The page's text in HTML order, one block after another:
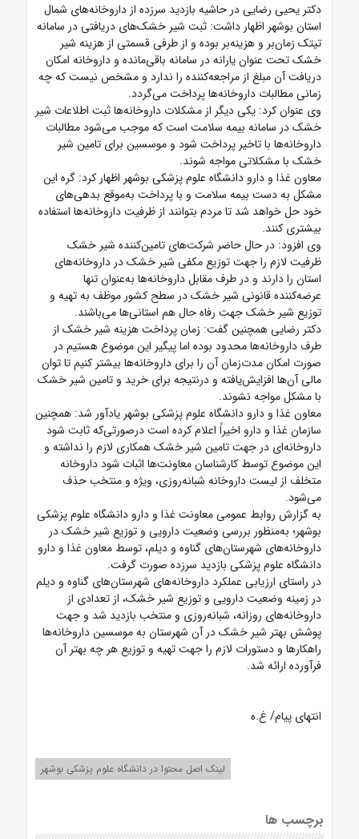
دکتر یحیی رضایی در حاشیه بازدید سرزده از داروخانه‌های شمال
استان بوشهر اظهار داشت: ثبت شیر خشک‌های دریافتی در سامانه
تیتک زمان‌بر و هزینه‌بر بوده و از طرفی قسمتی از هزینه شیر
خشک تحت عنوان یارانه در سامانه باقی‌مانده و داروخانه امکان
دریافت آن مبلغ از مراجعه‌کننده را ندارد و مشخص نیست که چه
زمانی مطالبات داروخانه‌ها پرداخت می‌گردد.
وی عنوان کرد: یکی دیگر از مشکلات داروخانه‌ها ثبت اطلاعات شیر
خشک در سامانه بیمه سلامت است که موجب می‌شود مطالبات
داروخانه‌ها با تاخیر پرداخت شود و موسسین برای تامین شیر
خشک با مشکلاتی مواجه شوند.
معاون غذا و دارو دانشگاه علوم پزشکی بوشهر اظهار کرد: گره این
مشکل به دست بیمه سلامت و با پرداخت به‌موقع بدهی‌های
خود حل خواهد شد تا مردم بتوانند از ظرفیت داروخانه‌ها استفاده
بیشتری کنند.
وی افزود: در حال حاضر شرکت‌های تامین‌کننده شیر خشک
ظرفیت لازم را جهت توزیع مکفی شیر خشک در داروخانه‌های
استان را دارند و در طرف مقابل داروخانه‌ها به‌عنوان تنها
عرضه‌کننده قانونی شیر خشک در سطح کشور موظف به تهیه و
توزیع شیر خشک جهت رفاه حال هم استانی‌ها می‌باشند.
دکتر رضایی همچنین گفت: زمان پرداخت هزینه شیر خشک از
طرف داروخانه‌ها محدود بوده اما پیگیر این موضوع هستیم در
صورت امکان مدت‌زمان آن را برای داروخانه‌ها بیشتر کنیم تا توان
مالی آن‌ها افزایش‌یافته و درنتیجه برای خرید و تامین شیر خشک
با مشکل مواجه نشوند.
معاون غذا و دارو دانشگاه علوم پزشکی بوشهر یادآور شد: همچنین
سازمان غذا و دارو اخیراً اعلام کرده است درصورتی‌که ثابت شود
داروخانه‌ای در جهت تامین شیر خشک همکاری لازم را نداشته و
این موضوع توسط کارشناسان معاونت‌ها اثبات شود داروخانه
متخلف از لیست داروخانه شبانه‌روزی، ویژه و منتخب حذف
می‌شود.
به گزارش روابط عمومی معاونت غذا و دارو دانشگاه علوم پزشکی
بوشهر؛ به‌منظور بررسی وضعیت دارویی و توزیع شیر خشک در
داروخانه‌های شهرستان‌های گناوه و دیلم، توسط معاون غذا و دارو
دانشگاه علوم پزشکی بازدید سرزده صورت گرفت.
در راستای ارزیابی عملکرد داروخانه‌های شهرستان‌های گناوه و دیلم
در زمینه وضعیت دارویی و توزیع شیر خشک، از تعدادی از
داروخانه‌های روزانه، شبانه‌روزی و منتخب بازدید شد و جهت
پوشش بهتر شیر خشک در آن شهرستان به موسسین داروخانه‌ها
راهکارها و دستورات لازم را جهت تهیه و توزیع هر چه بهتر آن
فرآورده ارائه شد.
انتهای پیام/ غ.ه
لینک اصل محتوا در دانشگاه علوم پزشکی بوشهر
برچسب ها